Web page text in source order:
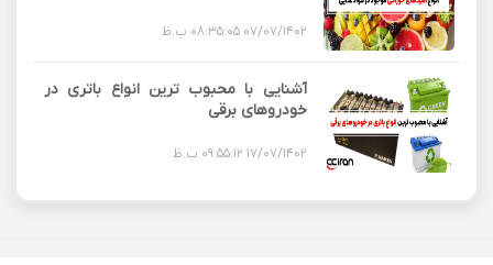
07/07/1402 08:35:05 ب.ظ
آشنایی با محبوب ترین انواع باتری در
خودروهای برقی
17/07/1402 09:55:12 ب.ظ